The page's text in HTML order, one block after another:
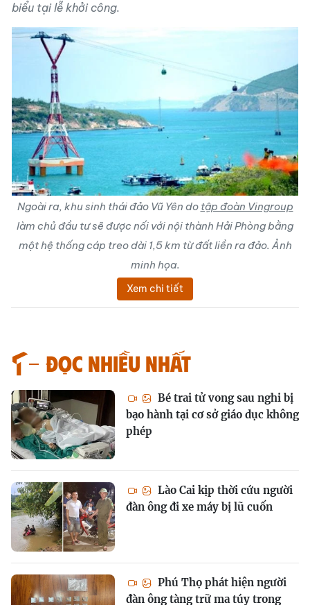
biểu tại lễ khởi công.
Ngoài ra, khu sinh thái đảo Vũ Yên do tập đoàn Vingroup
làm chủ đầu tư sẽ được nối với nội thành Hải Phòng bằng
một hệ thống cáp treo dài 1,5 km từ đất liền ra đảo. Ảnh
minh họa.
Xem chi tiết
Đọc nhiều nhất
Bé trai tử vong sau nghi bị
bạo hành tại cơ sở giáo dục không
phép
Lào Cai kịp thời cứu người
đàn ông đi xe máy bị lũ cuốn
Phú Thọ phát hiện người
đàn ông tàng trữ ma túy trong